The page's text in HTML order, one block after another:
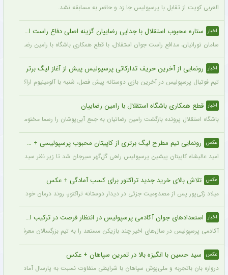
العربی کویت از تقابل با پرسپولیس جا زد و حاضر به مسابقه نشد.
اخبار ستاره محبوب استقلال با جدایی رضاییان گزینه اصلی دفاع راست این تیم
سامان تورانیان، مدافع راست جوان استقلال، با قطع همکاری باشگاه با رامین رضاییان،
اخبار رونمایی از آخرین حریف تدارکاتی پرسپولیس پیش از آغاز لیگ برتر
تیم فوتبال پرسپولیس در آخرین بازی دوستانه پیش فصل، شنبه با آلومینیوم اراک دیدار
اخبار قطع همکاری باشگاه استقلال با رامین رضاییان
باشگاه استقلال پرونده بازگشت رامین رضائیان به جمع آبی‌پوشان را رسما مختومه اعلام
عکس رونمایی تیم مطرح لیگ برتری از کاپیتان محبوب پرسپولیسی + سند
امید عالیشاه کاپیتان پیشین پرسپولیس راهی گل‌گهر سیرجان شد تا زیر نظر سیدمهدی
عکس تلاش بالای خرید جدید تراکتور برای کسب آمادگی + عکس
میلاد زکی‌پور پس از مصدومیت جزئی در دیدار دوستانه تراکتور، روند درمان خود را
اخبار استعدادهای جوان آکادمی پرسپولیس در انتظار فرصت در ترکیب اصلی
آکادمی پرسپولیس در سال‌های اخیر چند بازیکن مستعد را به تیم بزرگسالان معرفی
عکس سید حسین با انگیزه بالا در تمرین سپاهان + عکس
دروازه بان باتجربه و ملی‌پوش سپاهان با شرایطی متفاوت نسبت به پارسال آماده شروع